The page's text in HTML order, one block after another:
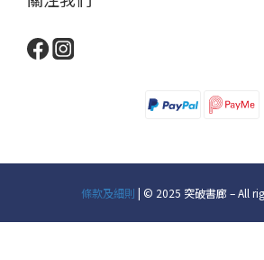
條款及細則 | © 2025 突破書廊 – All